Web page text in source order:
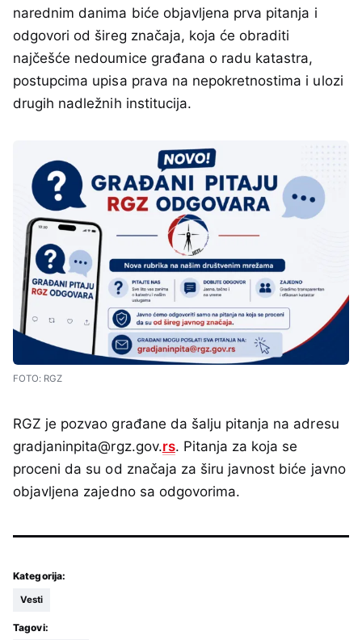
narednim danima biće objavljena prva pitanja i
odgovori od šireg značaja, koja će obraditi
najčešće nedoumice građana o radu katastra,
postupcima upisa prava na nepokretnostima i ulozi
drugih nadležnih institucija.
FOTO: RGZ
RGZ je pozvao građane da šalju pitanja na adresu
gradjaninpita@rgz.gov.rs. Pitanja za koja se
proceni da su od značaja za širu javnost biće javno
objavljena zajedno sa odgovorima.
Kategorija:
Vesti
Tagovi: